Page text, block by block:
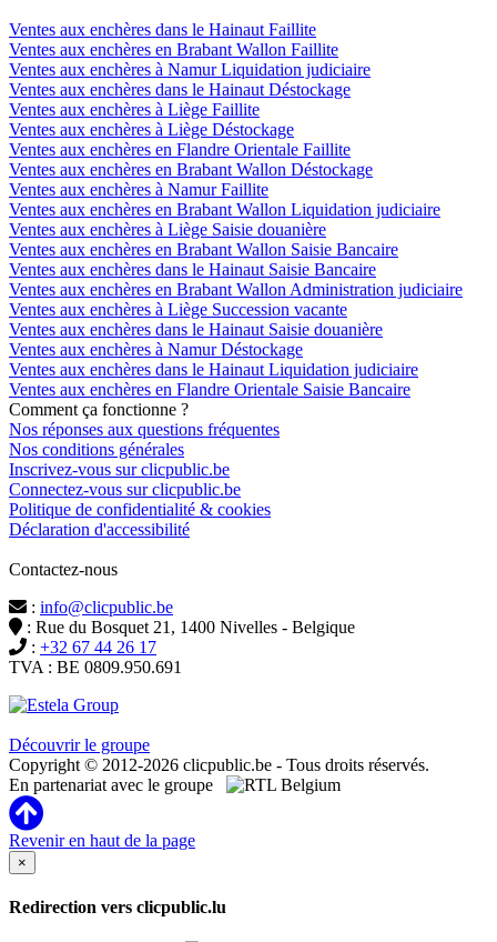
Ventes aux enchères dans le Hainaut Faillite
Ventes aux enchères en Brabant Wallon Faillite
Ventes aux enchères à Namur Liquidation judiciaire
Ventes aux enchères dans le Hainaut Déstockage
Ventes aux enchères à Liège Faillite
Ventes aux enchères à Liège Déstockage
Ventes aux enchères en Flandre Orientale Faillite
Ventes aux enchères en Brabant Wallon Déstockage
Ventes aux enchères à Namur Faillite
Ventes aux enchères en Brabant Wallon Liquidation judiciaire
Ventes aux enchères à Liège Saisie douanière
Ventes aux enchères en Brabant Wallon Saisie Bancaire
Ventes aux enchères dans le Hainaut Saisie Bancaire
Ventes aux enchères en Brabant Wallon Administration judiciaire
Ventes aux enchères à Liège Succession vacante
Ventes aux enchères dans le Hainaut Saisie douanière
Ventes aux enchères à Namur Déstockage
Ventes aux enchères dans le Hainaut Liquidation judiciaire
Ventes aux enchères en Flandre Orientale Saisie Bancaire
Comment ça fonctionne ?
Nos réponses aux questions fréquentes
Nos conditions générales
Inscrivez-vous sur clicpublic.be
Connectez-vous sur clicpublic.be
Politique de confidentialité & cookies
Déclaration d'accessibilité
Contactez-nous
: info@clicpublic.be
: Rue du Bosquet 21, 1400 Nivelles - Belgique
: +32 67 44 26 17
TVA : BE 0809.950.691
Découvrir le groupe
Copyright © 2012-2026 clicpublic.be - Tous droits réservés.
En partenariat avec le groupe
Revenir en haut de la page
×
Redirection vers clicpublic.lu